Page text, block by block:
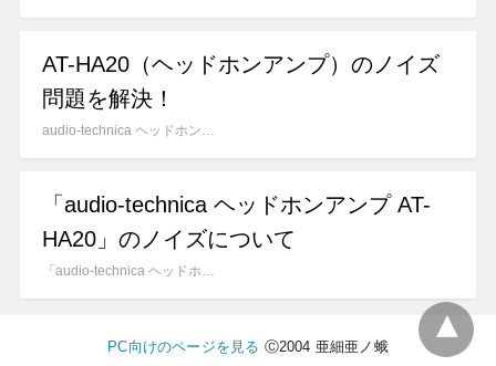
AT-HA20（ヘッドホンアンプ）のノイズ
問題を解決！
audio-technica ヘッドホン…
「audio-technica ヘッドホンアンプ AT-
HA20」のノイズについて
「audio-technica ヘッドホ…
PC向けのページを見る Ⓒ2004 亜細亜ノ蛾